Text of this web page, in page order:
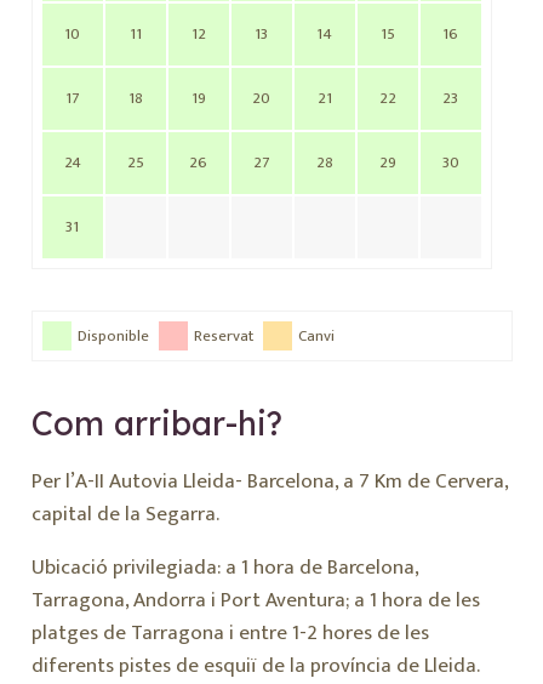
10 11 12 13 14 15 16
17 18 19 20 21 22 23
24 25 26 27 28 29 30
31
Disponible Reservat Canvi
Com arribar-hi?
Per l’A-II Autovia Lleida- Barcelona, a 7 Km de Cervera,
capital de la Segarra.
Ubicació privilegiada: a 1 hora de Barcelona,
Tarragona, Andorra i Port Aventura; a 1 hora de les
platges de Tarragona i entre 1-2 hores de les
diferents pistes de esquiï de la província de Lleida.